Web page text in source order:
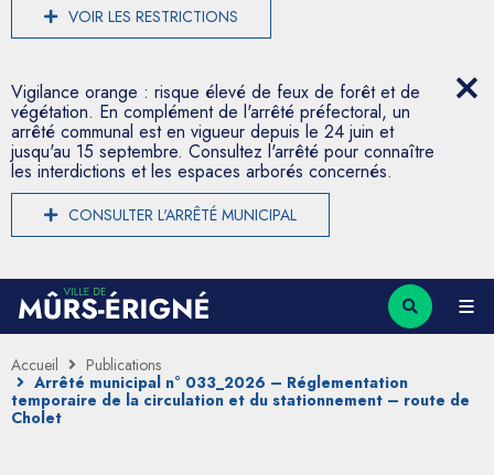
VOIR LES RESTRICTIONS
Vigilance orange : risque élevé de feux de forêt et de
végétation. En complément de l'arrêté préfectoral, un
arrêté communal est en vigueur depuis le 24 juin et
jusqu'au 15 septembre. Consultez l'arrêté pour connaître
les interdictions et les espaces arborés concernés.
CONSULTER L'ARRÊTÉ MUNICIPAL
Accueil
Publications
Arrêté municipal n° 033_2026 – Réglementation
temporaire de la circulation et du stationnement – route de
Cholet